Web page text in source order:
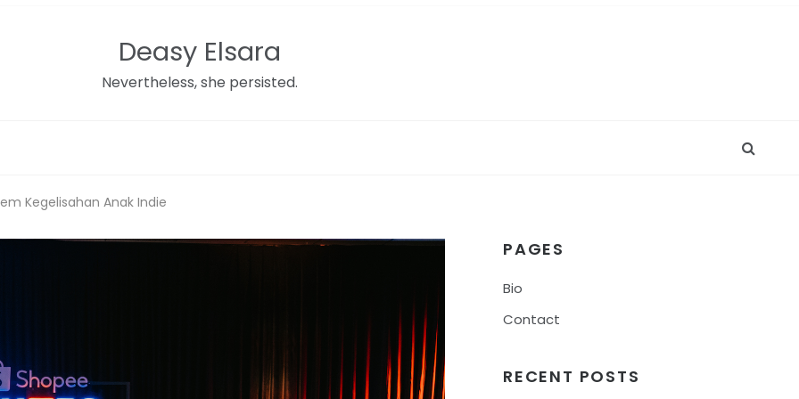
Deasy Elsara
Nevertheless, she persisted.
Kegelisahan Anak Indie
PAGES
Bio
Contact
RECENT POSTS